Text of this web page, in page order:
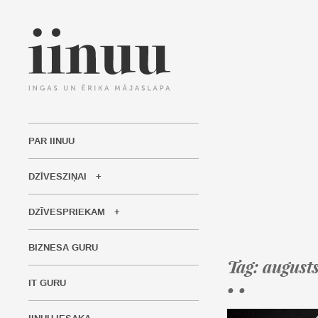
PAR IINUU
DZĪVESZIŅAI
DZĪVESPRIEKAM
BIZNESA GURU
IT GURU
Tag:
• •